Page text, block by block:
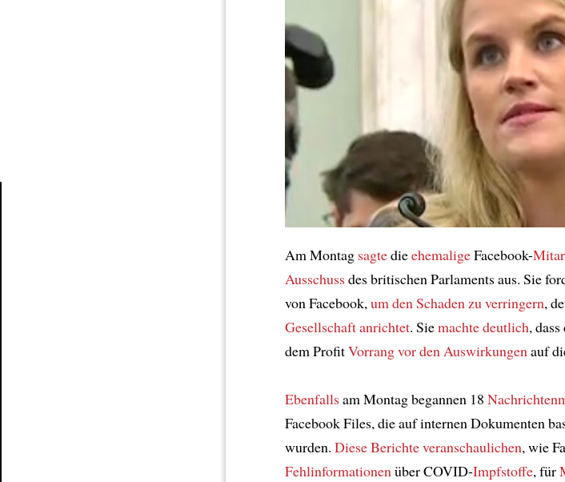
Am Montag sagtedieehemaligeFacebook-
Ausschussdes britischen Parlaments aus. Sie
von Facebook,um den Schaden zu verringern,
Gesellschaftanrichtet. Siemachte deutlich,
dem ProfitVorrangvor den Auswirkungenauf
Ebenfallsam Montag begannen 18
Facebook Files, die auf internen Dokumenten
wurden. Diese Berichte veranschaulichen, wie
Fehlinformationenüber COVID-Impfstoffe, für